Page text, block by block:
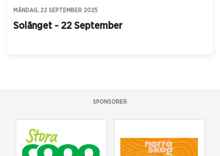
MÅNDAG, 22 SEPTEMBER 2025
Solänget - 22 September
SPONSORER